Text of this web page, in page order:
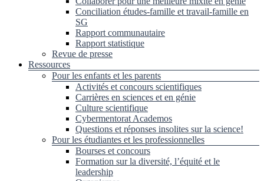
Conciliation études-famille et travail-famille en
SG
Rapport communautaire
Rapport statistique
Revue de presse
Ressources
Pour les enfants et les parents
Activités et concours scientifiques
Carrières en sciences et en génie
Culture scientifique
Cybermentorat Academos
Questions et réponses insolites sur la science!
Pour les étudiantes et les professionnelles
Bourses et concours
Formation sur la diversité, l’équité et le
leadership